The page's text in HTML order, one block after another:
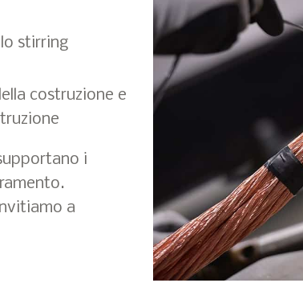
stirring
costruzione e
i
a